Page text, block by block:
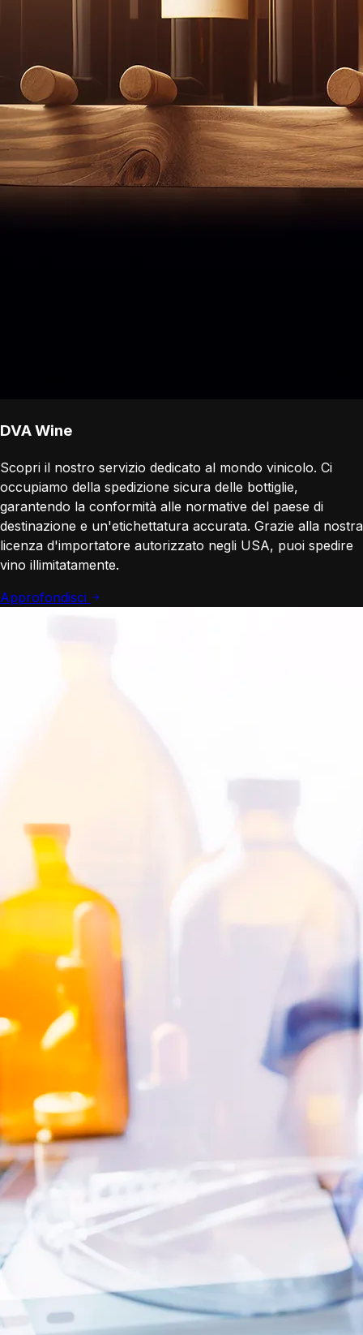
DVA Wine
Scopri il nostro servizio dedicato al mondo vinicolo. Ci
occupiamo della spedizione sicura delle bottiglie,
garantendo la conformità alle normative del paese di
destinazione e un'etichettatura accurata. Grazie alla nostra
licenza d'importatore autorizzato negli USA, puoi spedire
vino illimitatamente.
Approfondisci